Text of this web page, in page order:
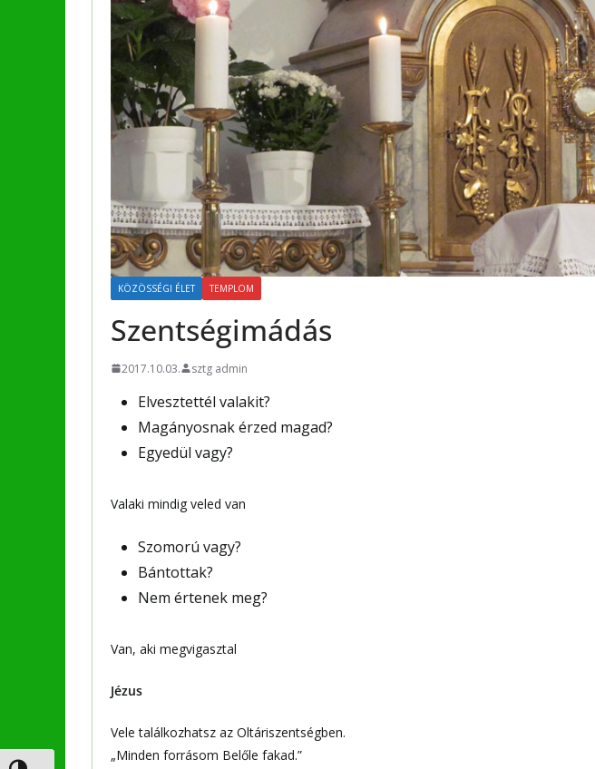
KÖZÖSSÉGI ÉLET TEMPLOM
Szentségimádás
2017.10.03. sztg admin
Elvesztettél valakit?
Magányosnak érzed magad?
Egyedül vagy?
Valaki mindig veled van
Szomorú vagy?
Bántottak?
Nem értenek meg?
Van, aki megvigasztal
Jézus
Vele találkozhatsz az Oltáriszentségben.
„Minden forrásom Belőle fakad.”